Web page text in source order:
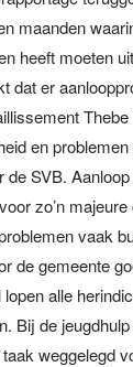
maanden
heeft moeten
dat er
en
de SVB.
zo’n
vaak
de gemeente
alle
Bij de
weggelegd